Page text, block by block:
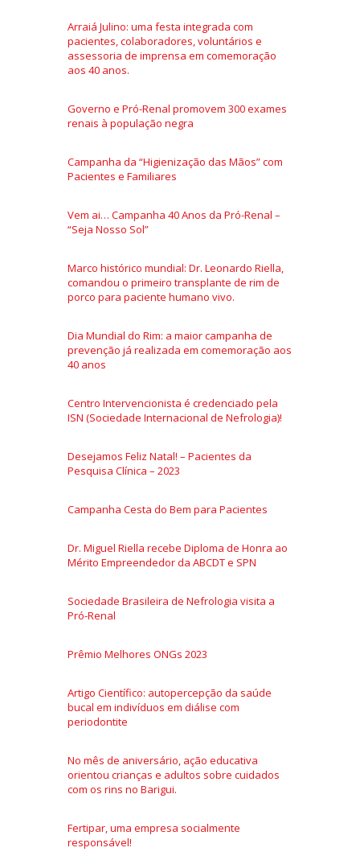
Arraiá Julino: uma festa integrada com
pacientes, colaboradores, voluntários e
assessoria de imprensa em comemoração
aos 40 anos.
Governo e Pró-Renal promovem 300 exames
renais à população negra
Campanha da “Higienização das Mãos” com
Pacientes e Familiares
Vem ai… Campanha 40 Anos da Pró-Renal –
“Seja Nosso Sol”
Marco histórico mundial: Dr. Leonardo Riella,
comandou o primeiro transplante de rim de
porco para paciente humano vivo.
Dia Mundial do Rim: a maior campanha de
prevenção já realizada em comemoração aos
40 anos
Centro Intervencionista é credenciado pela
ISN (Sociedade Internacional de Nefrologia)!
Desejamos Feliz Natal! – Pacientes da
Pesquisa Clínica – 2023
Campanha Cesta do Bem para Pacientes
Dr. Miguel Riella recebe Diploma de Honra ao
Mérito Empreendedor da ABCDT e SPN
Sociedade Brasileira de Nefrologia visita a
Pró-Renal
Prêmio Melhores ONGs 2023
Artigo Científico: autopercepção da saúde
bucal em indivíduos em diálise com
periodontite
No mês de aniversário, ação educativa
orientou crianças e adultos sobre cuidados
com os rins no Barigui.
Fertipar, uma empresa socialmente
responsável!